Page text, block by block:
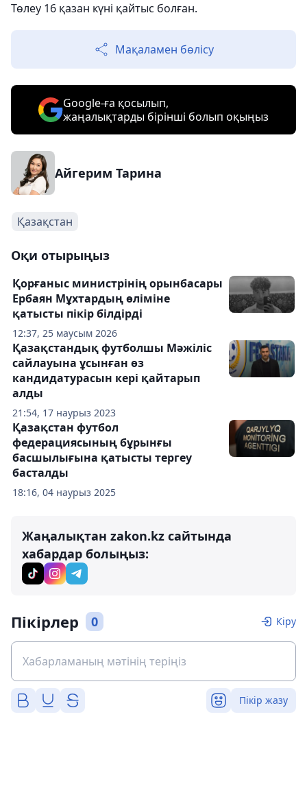
Төлеу 16 қазан күні қайтыс болған.
Мақаламен бөлісу
Google-ға қосылып,
жаңалықтарды бірінші болып оқыңыз
Айгерим Тарина
Қазақстан
Оқи отырыңыз
12:37, 25 маусым 2026
Қорғаныс министрінің орынбасары
Ербаян Мұхтардың өліміне
қатысты пікір білдірді
21:54, 17 наурыз 2023
Қазақстандық футболшы Мәжіліс
сайлауына ұсынған өз
кандидатурасын кері қайтарып
алды
18:16, 04 наурыз 2025
Қазақстан футбол
федерациясының бұрынғы
басшылығына қатысты тергеу
басталды
Жаңалықтан zakon.kz сайтында
хабардар болыңыз:
Пікірлер 0 Кіру
Пікір жазу